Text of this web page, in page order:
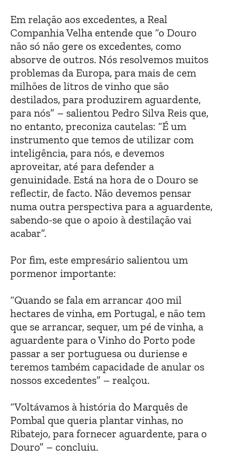
Em relação aos excedentes, a Real
Companhia Velha entende que “o Douro
não só não gere os excedentes, como
absorve de outros. Nós resolvemos muitos
problemas da Europa, para mais de cem
milhões de litros de vinho que são
destilados, para produzirem aguardente,
para nós” – salientou Pedro Silva Reis que,
no entanto, preconiza cautelas: “É um
instrumento que temos de utilizar com
inteligência, para nós, e devemos
aproveitar, até para defender a
genuinidade. Está na hora de o Douro se
reflectir, de facto. Não devemos pensar
numa outra perspectiva para a aguardente,
sabendo-se que o apoio à destilação vai
acabar”.
Por fim, este empresário salientou um
pormenor importante:
“Quando se fala em arrancar 400 mil
hectares de vinha, em Portugal, e não tem
que se arrancar, sequer, um pé de vinha, a
aguardente para o Vinho do Porto pode
passar a ser portuguesa ou duriense e
teremos também capacidade de anular os
nossos excedentes” – realçou.
“Voltávamos à história do Marquês de
Pombal que queria plantar vinhas, no
Ribatejo, para fornecer aguardente, para o
Douro” – concluiu.